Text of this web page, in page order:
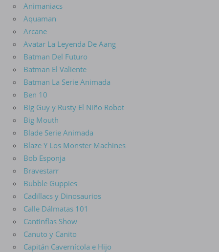
Animaniacs
Aquaman
Arcane
Avatar La Leyenda De Aang
Batman Del Futuro
Batman El Valiente
Batman La Serie Animada
Ben 10
Big Guy y Rusty El Niño Robot
Big Mouth
Blade Serie Animada
Blaze Y Los Monster Machines
Bob Esponja
Bravestarr
Bubble Guppies
Cadillacs y Dinosaurios
Calle Dálmatas 101
Cantinflas Show
Canuto y Canito
Capitán Cavernícola e Hijo